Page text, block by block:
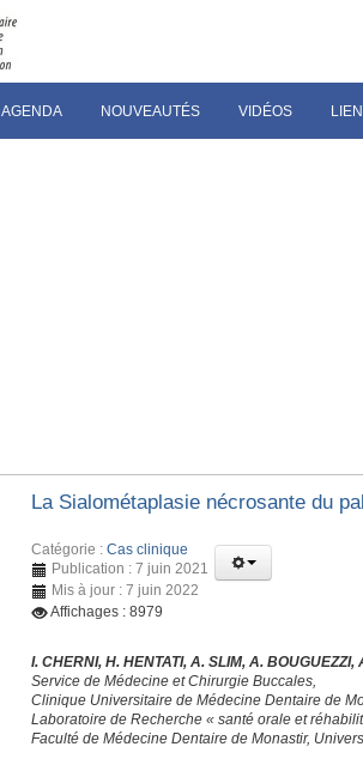
AGENDA NOUVEAUTÉS VIDÉOS
La Sialométaplasie nécrosante du
Catégorie : Cas clinique
Publication : 7 juin 2021
Mis à jour : 7 juin 2022
Affichages : 8979
I. CHERNI, H. HENTATI, A. SLIM, A. BOUGUEZZI,
Service de Médecine et Chirurgie Buccales,
Clinique Universitaire de Médecine Dentaire de
Laboratoire de Recherche « santé orale et
Faculté de Médecine Dentaire de Monastir,